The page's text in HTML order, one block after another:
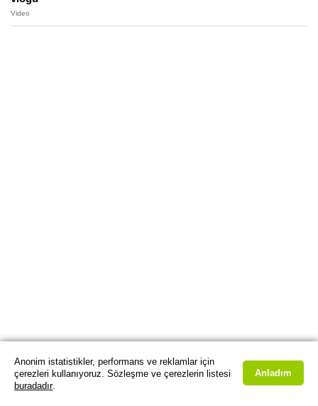
Video
Anonim istatistikler, performans ve reklamlar için
çerezleri kullanıyoruz. Sözleşme ve çerezlerin listesi
buradadır.
Anladım